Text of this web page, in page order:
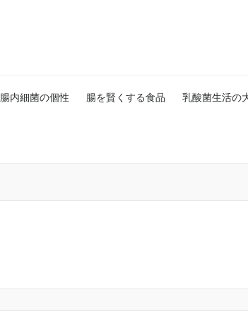
腸内細菌の個性 腸を賢くする食品 乳酸菌生活の